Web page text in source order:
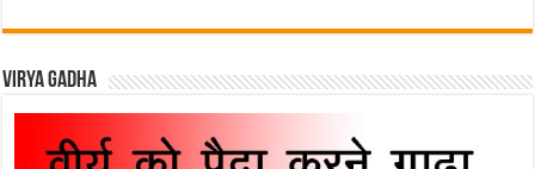
Virya Gadha